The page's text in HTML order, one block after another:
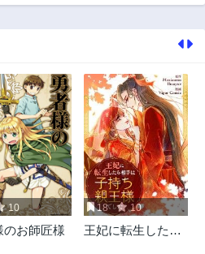
第7話
第3話
2年前
第1話
2年前
10
のお師匠様
18 10
王妃に転生したら